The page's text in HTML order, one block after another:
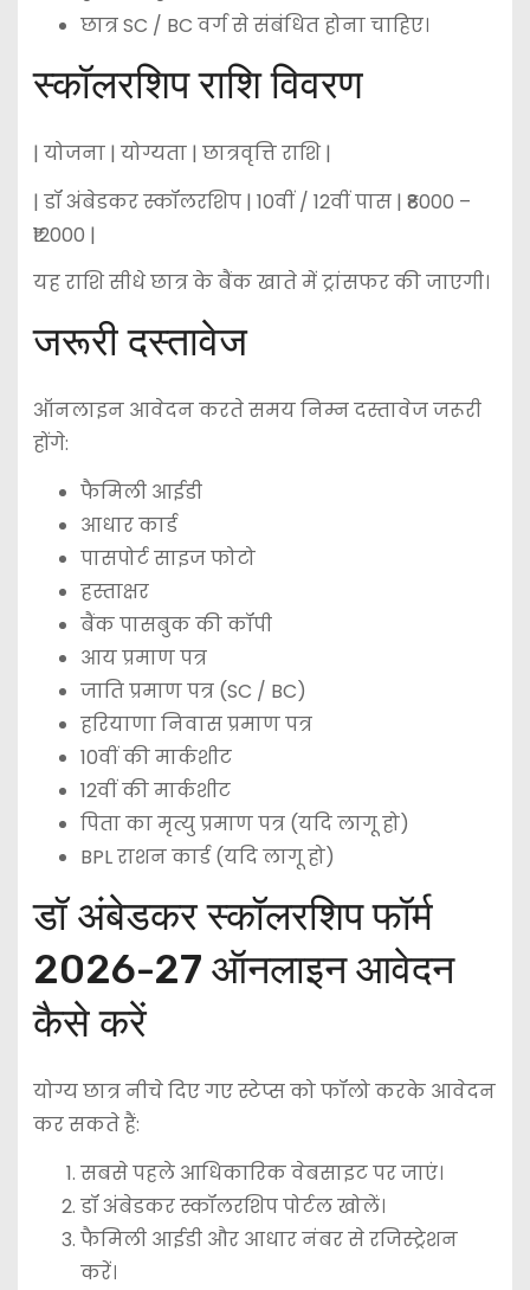
छात्र SC / BC वर्ग से संबंधित होना चाहिए।
स्कॉलरशिप राशि विवरण
| योजना | योग्यता | छात्रवृत्ति राशि |
| डॉ अंबेडकर स्कॉलरशिप | 10वीं / 12वीं पास | ₹8000 –
₹12000 |
यह राशि सीधे छात्र के बैंक खाते में ट्रांसफर की जाएगी।
जरूरी दस्तावेज
ऑनलाइन आवेदन करते समय निम्न दस्तावेज जरूरी
होंगे:
फैमिली आईडी
आधार कार्ड
पासपोर्ट साइज फोटो
हस्ताक्षर
बैंक पासबुक की कॉपी
आय प्रमाण पत्र
जाति प्रमाण पत्र (SC / BC)
हरियाणा निवास प्रमाण पत्र
10वीं की मार्कशीट
12वीं की मार्कशीट
पिता का मृत्यु प्रमाण पत्र (यदि लागू हो)
BPL राशन कार्ड (यदि लागू हो)
डॉ अंबेडकर स्कॉलरशिप फॉर्म
2026-27 ऑनलाइन आवेदन
कैसे करें
योग्य छात्र नीचे दिए गए स्टेप्स को फॉलो करके आवेदन
कर सकते हैं:
सबसे पहले आधिकारिक वेबसाइट पर जाएं।
डॉ अंबेडकर स्कॉलरशिप पोर्टल खोलें।
फैमिली आईडी और आधार नंबर से रजिस्ट्रेशन
करें।